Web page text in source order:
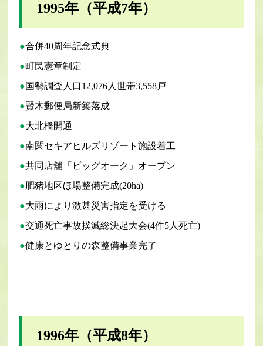
1995年（平成7年）
合併40周年記念式典
町民憲章制定
国勢調査人口12,076人世帯3,558戸
賢木郵便局新築落成
大北橋開通
南関セキアヒルズリゾート施設着工
共同店舖「ビッグオーク」オープン
肥猪地区ほ場整備完成(20ha)
大雨により激甚災害指定を受ける
交通死亡事故撲滅総決起大会(4件5人死亡)
健康とゆとりの森整備事業完了
1996年（平成8年）